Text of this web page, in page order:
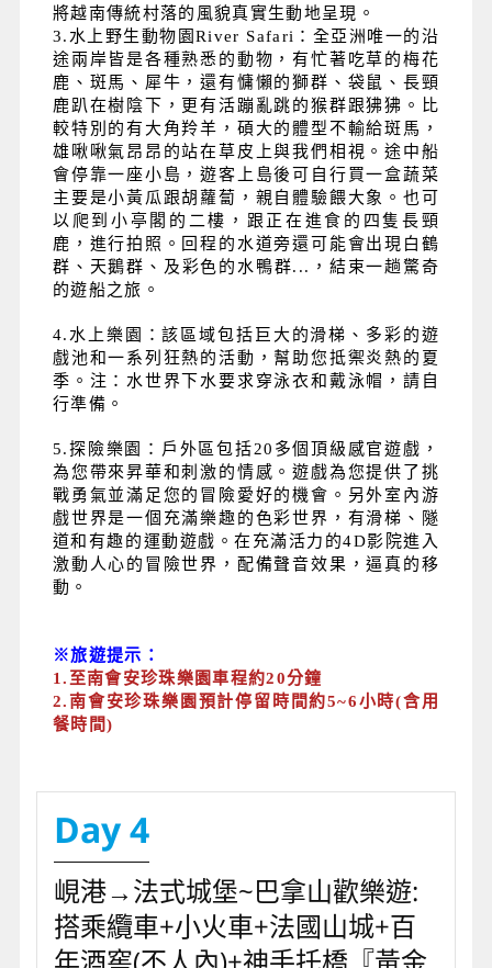
將越南傳統村落的風貌真實生動地呈現。
3.水上野生動物園River Safari：全亞洲唯一的沿
途兩岸皆是各種熟悉的動物，有忙著吃草的梅花
鹿、斑馬、犀牛，還有慵懶的獅群、袋鼠、長頸
鹿趴在樹陰下，更有活蹦亂跳的猴群跟狒狒。比
較特別的有大角羚羊，碩大的體型不輸給斑馬，
雄啾啾氣昂昂的站在草皮上與我們相視。途中船
會停靠一座小島，遊客上島後可自行買一盒蔬菜
主要是小黃瓜跟胡蘿蔔，親自體驗餵大象。也可
以爬到小亭閣的二樓，跟正在進食的四隻長頸
鹿，進行拍照。回程的水道旁還可能會出現白鶴
群、天鵝群、及彩色的水鴨群...，結束一趟驚奇
的遊船之旅。
4.水上樂園：該區域包括巨大的滑梯、多彩的遊
戲池和一系列狂熱的活動，幫助您抵禦炎熱的夏
季。注：水世界下水要求穿泳衣和戴泳帽，請自
行準備。
5.探險樂園：戶外區包括20多個頂級感官遊戲，
為您帶來昇華和刺激的情感。遊戲為您提供了挑
戰勇氣並滿足您的冒險愛好的機會。另外室內游
戲世界是一個充滿樂趣的色彩世界，有滑梯、隧
道和有趣的運動遊戲。在充滿活力的4D影院進入
激動人心的冒險世界，配備聲音效果，逼真的移
動。
※旅遊提示：
1. 至南會安珍珠樂園車程約20分鐘
2.南會安珍珠樂園預計停留時間約5~6小時(含用
餐時間)
Day 4
峴港→法式城堡~巴拿山歡樂遊:
搭乘纜車+小火車+法國山城+百